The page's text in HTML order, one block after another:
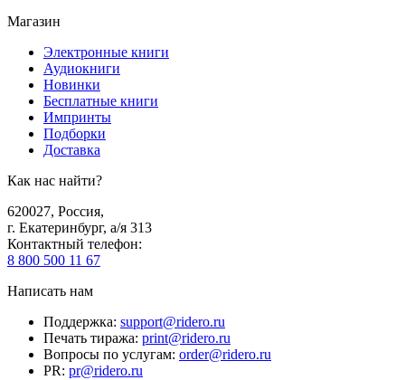
Магазин
Электронные книги
Аудиокниги
Новинки
Бесплатные книги
Импринты
Подборки
Доставка
Как нас найти?
620027, Россия,
г. Екатеринбург, а/я 313
Контактный телефон:
8 800 500 11 67
Написать нам
Поддержка: support@ridero.ru
Печать тиража: print@ridero.ru
Вопросы по услугам: order@ridero.ru
PR: pr@ridero.ru